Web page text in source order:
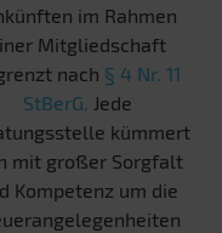
im Rahmen
Mitgliedschaft
nach § 4 Nr. 11
StBerG. Jede
kümmert
mit großer Sorgfalt
Kompetenz um die